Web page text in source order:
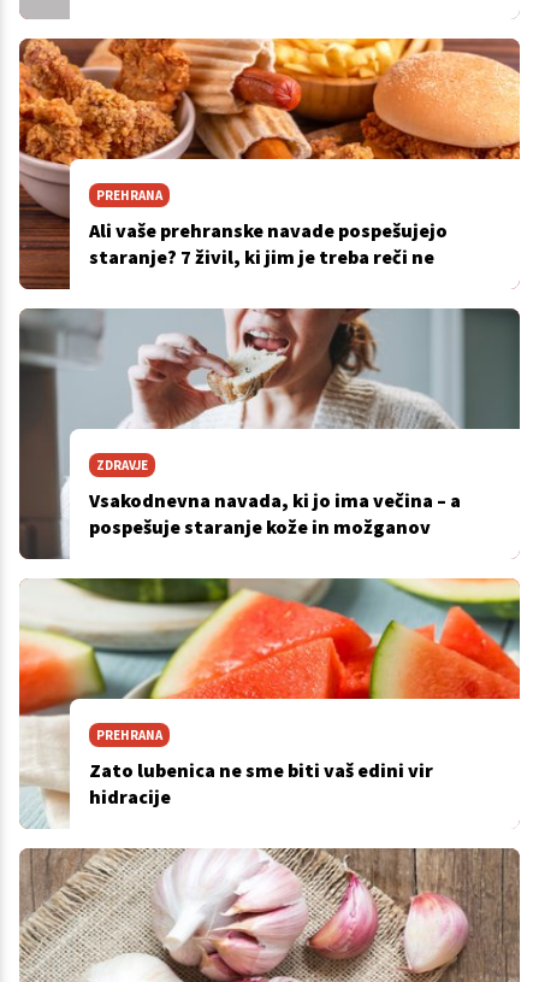
PREHRANA
Ali vaše prehranske navade pospešujejo
staranje? 7 živil, ki jim je treba reči ne
ZDRAVJE
Vsakodnevna navada, ki jo ima večina – a
pospešuje staranje kože in možganov
PREHRANA
Zato lubenica ne sme biti vaš edini vir
hidracije